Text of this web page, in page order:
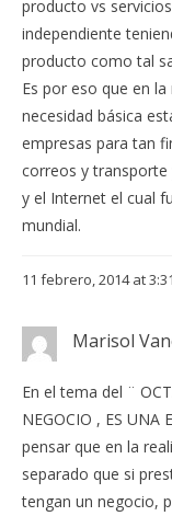
producto vs
independiente
producto como tal
Es por eso que en
necesidad básica
empresas para tan
correos y transporte
y el Internet el cual
mundial.
11 febrero, 2014 at
Marisol
En el tema del ¨
NEGOCIO , ES UNA
pensar que en la
separado que si
tengan un negocio,